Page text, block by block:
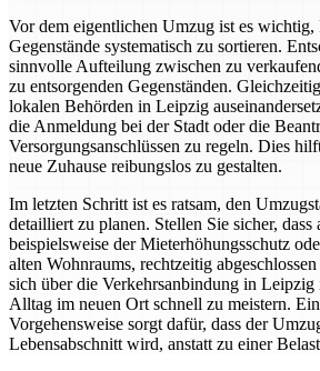
Vor dem eigentlichen Umzug ist es wichtig,
Gegenstände systematisch zu sortieren.
sinnvolle Aufteilung zwischen zu
zu entsorgenden Gegenständen.
lokalen Behörden in Leipzig
die Anmeldung bei der Stadt oder die
Versorgungsanschlüssen zu regeln. Dies
neue Zuhause reibungslos zu gestalten.
Im letzten Schritt ist es ratsam, den
detailliert zu planen. Stellen Sie sicher, dass
beispielsweise der Mieterhöhungsschutz
alten Wohnraums, rechtzeitig
sich über die Verkehrsanbindung in
Alltag im neuen Ort schnell zu meistern.
Vorgehensweise sorgt dafür, dass der
Lebensabschnitt wird, anstatt zu einer